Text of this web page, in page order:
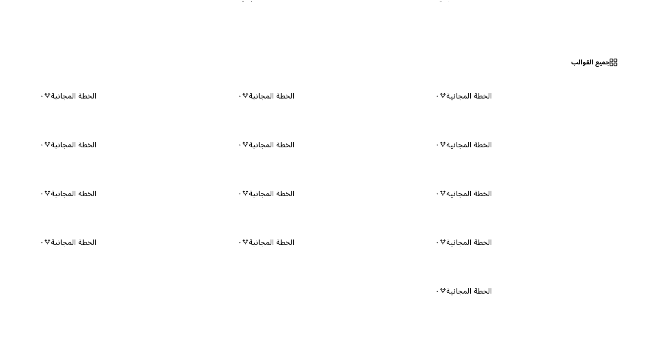
جميع القوالب
الخطة المجانية ٠ الخطة المجانية ٠ الخطة المجانية ٠
الخطة المجانية ٠ الخطة المجانية ٠ الخطة المجانية ٠
الخطة المجانية ٠ الخطة المجانية ٠ الخطة المجانية ٠
الخطة المجانية ٠ الخطة المجانية ٠ الخطة المجانية ٠
الخطة المجانية ٠